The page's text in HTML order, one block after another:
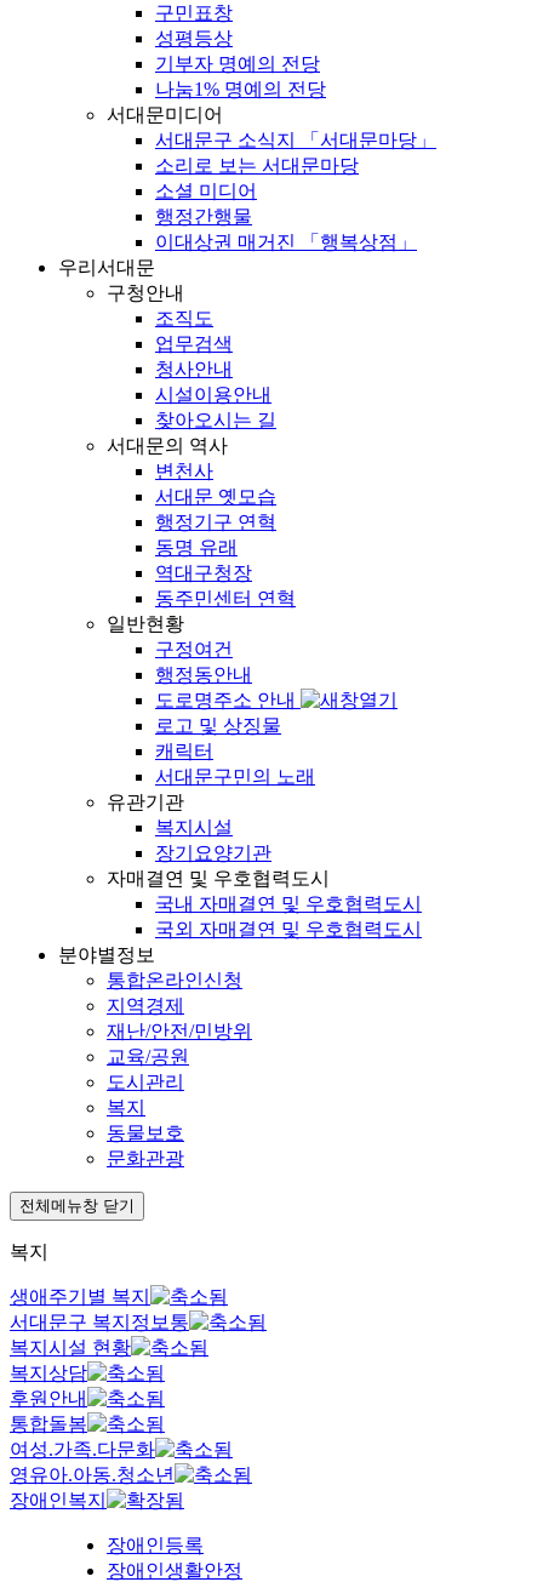
구민표창
성평등상
기부자 명예의 전당
나눔1% 명예의 전당
서대문미디어
서대문구 소식지 「서대문마당」
소리로 보는 서대문마당
소셜 미디어
행정간행물
이대상권 매거진 「행복상점」
우리서대문
구청안내
조직도
업무검색
청사안내
시설이용안내
찾아오시는 길
서대문의 역사
변천사
서대문 옛모습
행정기구 연혁
동명 유래
역대구청장
동주민센터 연혁
일반현황
구정여건
행정동안내
도로명주소 안내
로고 및 상징물
캐릭터
서대문구민의 노래
유관기관
복지시설
장기요양기관
자매결연 및 우호협력도시
국내 자매결연 및 우호협력도시
국외 자매결연 및 우호협력도시
분야별정보
통합온라인신청
지역경제
재난/안전/민방위
교육/공원
도시관리
복지
동물보호
문화관광
전체메뉴창 닫기
복지
생애주기별 복지
서대문구 복지정보통
복지시설 현황
복지상담
후원안내
통합돌봄
여성.가족.다문화
영유아.아동.청소년
장애인복지
장애인등록
장애인생활안정